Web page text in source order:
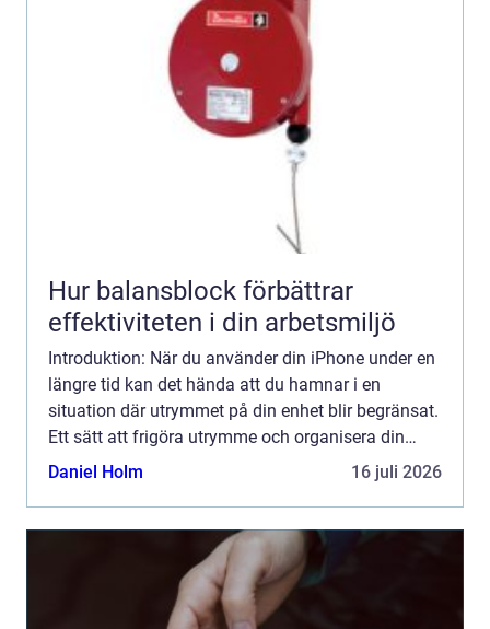
Hur balansblock förbättrar
effektiviteten i din arbetsmiljö
Introduktion: När du använder din iPhone under en
längre tid kan det hända att du hamnar i en
situation där utrymmet på din enhet blir begränsat.
Ett sätt att frigöra utrymme och organisera din
iPhone är att radera appar som du inte längre
Daniel Holm 16 juli 2026